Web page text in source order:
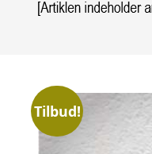
Tilbud!